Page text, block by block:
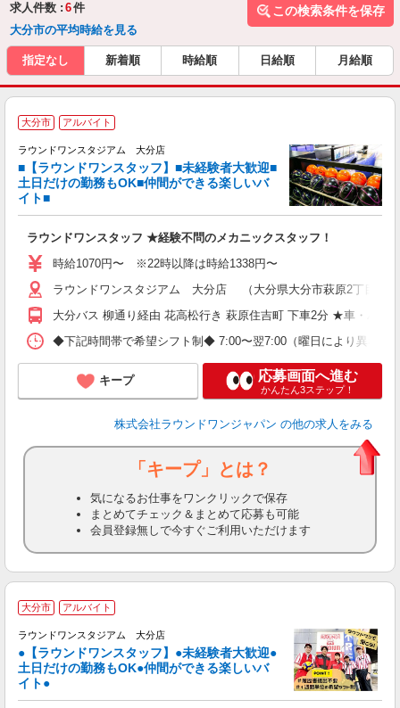
求人件数 : 6件
大分市の平均時給を見る
この検索条件を保存
指定なし 新着順 時給順 日給順 月給順
大分市 アルバイト
ラウンドワンスタジアム 大分店
■【ラウンドワンスタッフ】■未経験者大歓迎■
土日だけの勤務もOK■仲間ができる楽しいバ
イト■
ラウンドワンスタッフ ★経験不問のメカニックスタッフ！
時給1070円〜 ※22時以降は時給1338円〜
ラウンドワンスタジアム 大分店 （大分県大分市萩原2丁目13-
大分バス 柳通り経由 花高松行き 萩原住吉町 下車2分 ★車・バイ
◆下記時間帯で希望シフト制◆ 7:00〜翌7:00（曜日により異な
キープ 応募画面へ進む
かんたん3ステップ！
株式会社ラウンドワンジャパン の他の求人をみる
「キープ」とは？
気になるお仕事をワンクリックで保存
まとめてチェック＆まとめて応募も可能
会員登録無しで今すぐご利用いただけます
大分市 アルバイト
ラウンドワンスタジアム 大分店
●【ラウンドワンスタッフ】●未経験者大歓迎●
土日だけの勤務もOK●仲間ができる楽しいバ
イト●